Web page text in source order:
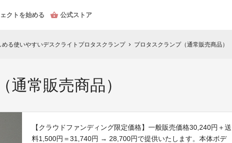
クトを始める 公式ストア
る使いやすいデスクライトプロタスクランプ chevron_right プロタスクランプ（通常販売商品）
常販売商品）
【クラウドファンディング限定価格】一般販売価格30,240円＋送
料1,500円＝31,740円 → 28,700円で提供いたします。本体ボデ